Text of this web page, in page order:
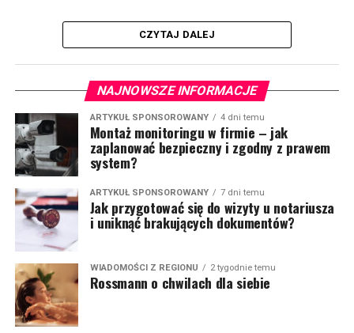
CZYTAJ DALEJ
NAJNOWSZE INFORMACJE
ARTYKUŁ SPONSOROWANY 4 dni temu
Montaż monitoringu w firmie – jak
zaplanować bezpieczny i zgodny z prawem
system?
ARTYKUŁ SPONSOROWANY 7 dni temu
Jak przygotować się do wizyty u notariusza
i uniknąć brakujących dokumentów?
WIADOMOŚCI Z REGIONU 2 tygodnie temu
Rossmann o chwilach dla siebie